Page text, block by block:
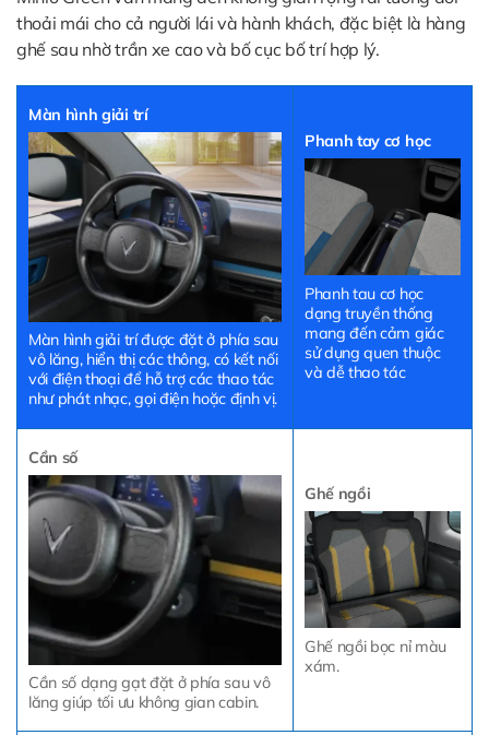
thoải mái cho cả người lái và hành khách, đặc biệt là hàng
ghế sau nhờ trần xe cao và bố cục bố trí hợp lý.
Màn hình giải trí
Màn hình giải trí được đặt ở phía sau
vô lăng, hiển thị các thông, có kết nối
với điện thoại để hỗ trợ các thao tác
như phát nhạc, gọi điện hoặc định vị.
Phanh tay cơ học
Phanh tau cơ học
dạng truyền thống
mang đến cảm giác
sử dụng quen thuộc
và dễ thao tác
Cần số
Cần số dạng gạt đặt ở phía sau vô
lăng giúp tối ưu không gian cabin.
Ghế ngồi
Ghế ngồi bọc nỉ màu
xám.